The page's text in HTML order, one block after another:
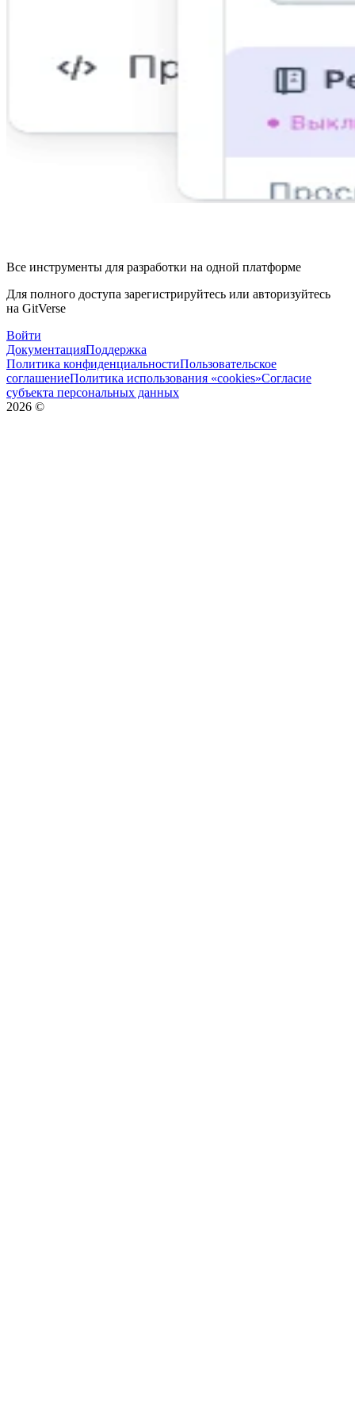
Все инструменты для разработки на одной платформе
Для полного доступа зарегистрируйтесь или авторизуйтесь
на GitVerse
Войти
ДокументацияПоддержка
Политика конфиденциальностиПользовательское
соглашениеПолитика использования «cookies»Согласие
субъекта персональных данных
2026 ©